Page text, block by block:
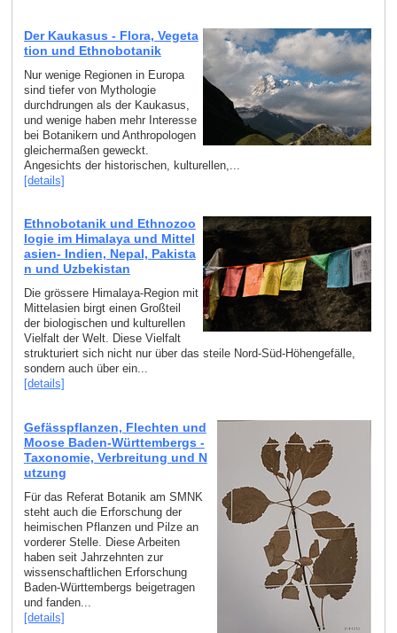
Der Kaukasus - Flora, Vegeta
tion und Ethnobotanik
Nur wenige Regionen in Europa
sind tiefer von Mythologie
durchdrungen als der Kaukasus,
und wenige haben mehr Interesse
bei Botanikern und Anthropologen
gleichermaßen geweckt.
Angesichts der historischen, kulturellen,...
[details]
Ethnobotanik und Ethnozoo
logie im Himalaya und Mittel
asien- Indien, Nepal, Pakista
n und Uzbekistan
Die grössere Himalaya-Region mit
Mittelasien birgt einen Großteil
der biologischen und kulturellen
Vielfalt der Welt. Diese Vielfalt
strukturiert sich nicht nur über das steile Nord-Süd-Höhengefälle,
sondern auch über ein...
[details]
Gefässpflanzen, Flechten und
Moose Baden-Württembergs -
Taxonomie, Verbreitung und N
utzung
Für das Referat Botanik am SMNK
steht auch die Erforschung der
heimischen Pflanzen und Pilze an
vorderer Stelle. Diese Arbeiten
haben seit Jahrzehnten zur
wissenschaftlichen Erforschung
Baden-Württembergs beigetragen
und fanden...
[details]